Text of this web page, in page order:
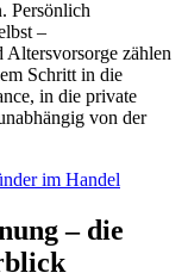
Persönlich
–
zählen
Schritt in die
in die private
von der
im Handel
– die